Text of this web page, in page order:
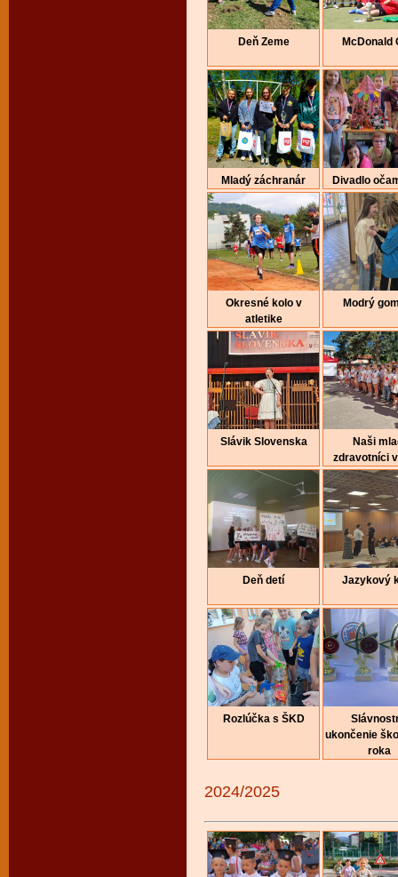
Deň Zeme McDonald
Mladý záchranár Divadlo
Okresné kolo v
atletike
Modrý
Slávik Slovenska
Naši
zdravotníci
Deň detí Jazykový
Rozlúčka s ŠKD
ukončenie
roka
2024/2025